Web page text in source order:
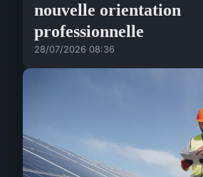
nouvelle orientation
professionnelle
28/07/2026 08:36